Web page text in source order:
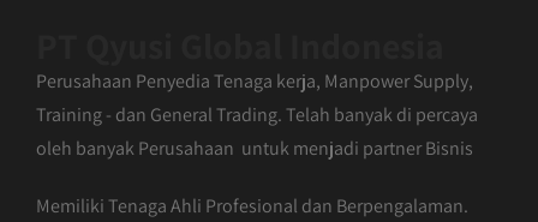
Perusahaan Penyedia Tenaga kerja, Manpower Supply,
Training - dan General Trading. Telah banyak di percaya
oleh banyak Perusahaan untuk menjadi partner Bisnis
Memiliki Tenaga Ahli Profesional dan Berpengalaman.